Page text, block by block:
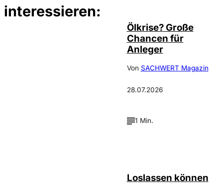
interessieren:
Ölkrise? Große
Chancen für
Anleger
Von SACHWERT Magazin
28.07.2026
1 Min.
Loslassen können